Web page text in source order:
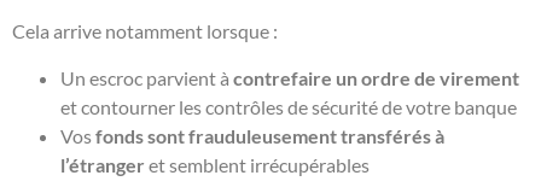
Cela arrive notamment lorsque :
Un escroc parvient à contrefaire un ordre de virement
et contourner les contrôles de sécurité de votre banque
Vosfonds sont frauduleusement transférés à
l’étranger et semblent irrécupérables